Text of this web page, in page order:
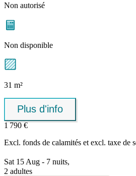
Non autorisé
Non disponible
31 m²
Plus d'info
1 790 €
Excl. fonds de calamités et excl. taxe de
Sat 15 Aug - 7 nuits,
2 adultes